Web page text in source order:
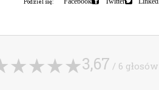
Podziel się:
3,67 / 6 głosów